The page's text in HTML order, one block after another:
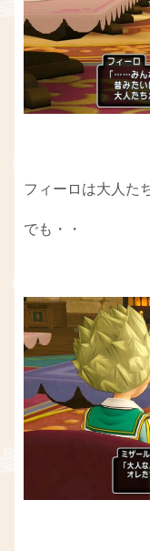
フィーロは大人た
でも・・